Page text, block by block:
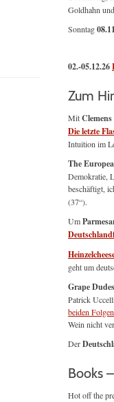
Goldhahn
Sonntag
02.-05.12.26
Zum
Mit
Die letzte
Intuition im
The
Demokratie,
beschäftigt,
(37“).
Um
geht um
Grape Dudes
Patrick
beiden Folgen
Wein nicht
Der
Books
Hot off the